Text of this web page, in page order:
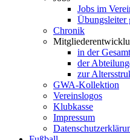
Jobs im
Übungsleiter
Chronik
in der
der
zur
GWA-Kollektion
Vereinslogos
Klubkasse
Impressum